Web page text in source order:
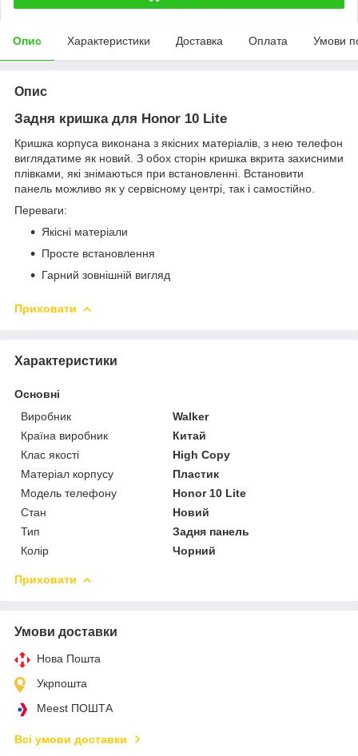
Опис Характеристики Доставка Оплата Умови
Опис
Задня кришка для Honor 10 Lite
Кришка корпуса виконана з якісних матеріалів, з нею телефон
виглядатиме як новий. З обох сторін кришка вкрита захисними
плівками, які знімаються при встановленні. Встановити
панель можливо як у сервісному центрі, так і самостійно.
Переваги:
Якісні матеріали
Просте встановлення
Гарний зовнішній вигляд
Приховати
Характеристики
Основні
Виробник
Walker
Країна виробник
Китай
Клас якості
High Copy
Матеріал корпусу
Пластик
Модель телефону
Honor 10 Lite
Стан
Новий
Тип
Задня панель
Колір
Чорний
Приховати
Умови доставки
Нова Пошта
Укрпошта
Meest ПОШТА
Всі умови доставки